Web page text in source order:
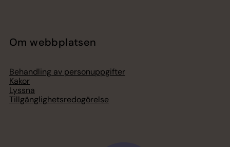
Om webbplatsen
Behandling av personuppgifter
Kakor
Lyssna
Tillgänglighetsredogörelse